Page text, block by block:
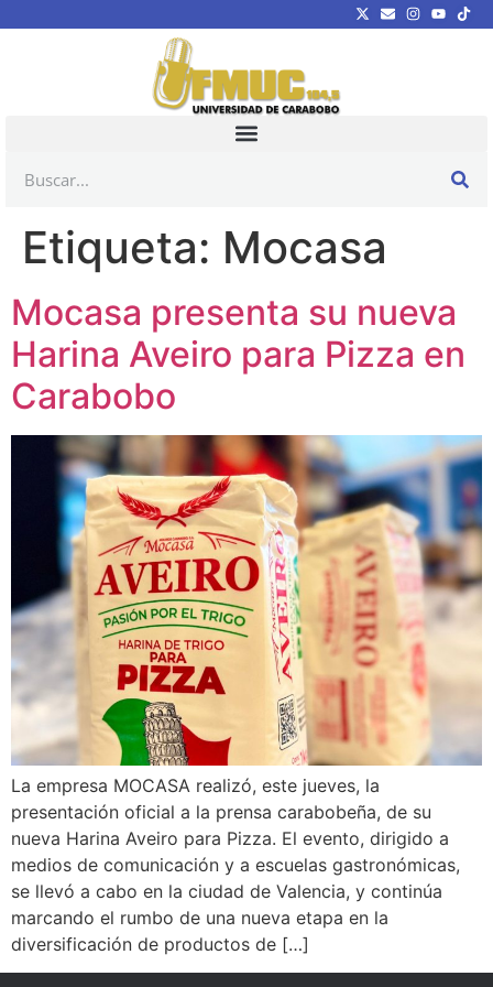
Etiqueta: Mocasa
Mocasa presenta su nueva
Harina Aveiro para Pizza en
Carabobo
La empresa MOCASA realizó, este jueves, la
presentación oficial a la prensa carabobeña, de su
nueva Harina Aveiro para Pizza. El evento, dirigido a
medios de comunicación y a escuelas gastronómicas,
se llevó a cabo en la ciudad de Valencia, y continúa
marcando el rumbo de una nueva etapa en la
diversificación de productos de […]